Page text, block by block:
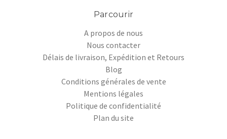
Parcourir
A propos de nous
Nous contacter
Délais de livraison, Expédition et Retours
Blog
Conditions générales de vente
Mentions légales
Politique de confidentialité
Plan du site